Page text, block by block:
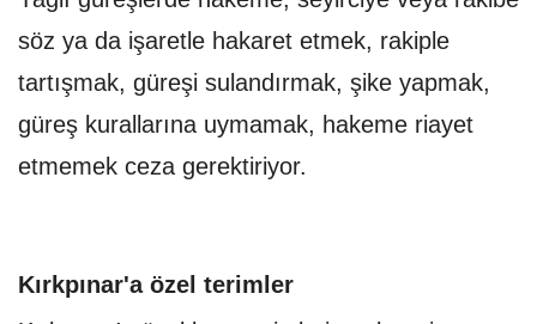
söz ya da işaretle hakaret etmek, rakiple
tartışmak, güreşi sulandırmak, şike yapmak,
güreş kurallarına uymamak, hakeme riayet
etmemek ceza gerektiriyor.
Kırkpınar'a özel terimler